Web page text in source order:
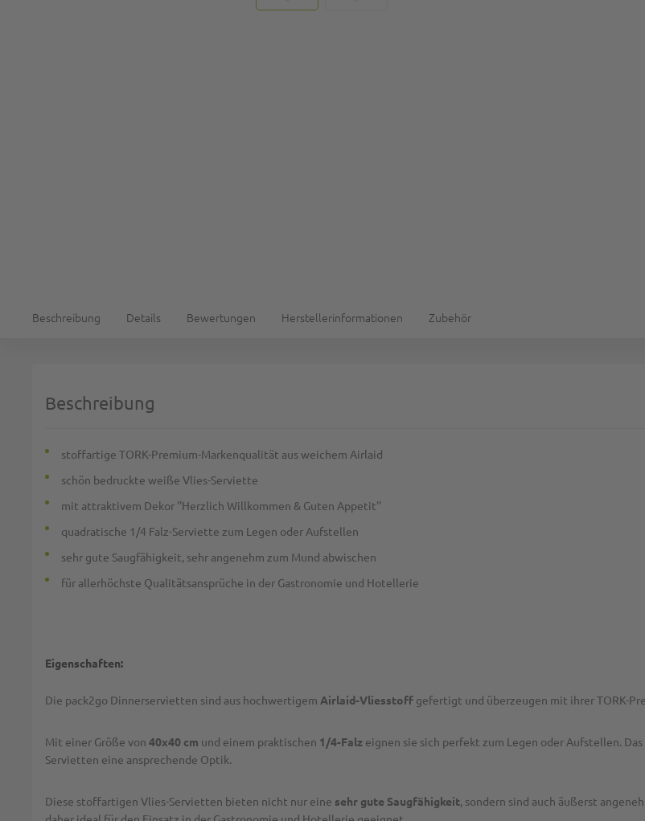
Beschreibung Details Bewertungen Herstellerinformationen Zubehör
Beschreibung
stoffartige TORK-Premium-Markenqualität aus weichem Airlaid
schön bedruckte weiße Vlies-Serviette
mit attraktivem Dekor ''Herzlich Willkommen & Guten Appetit''
quadratische 1/4 Falz-Serviette zum Legen oder Aufstellen
sehr gute Saugfähigkeit, sehr angenehm zum Mund abwischen
für allerhöchste Qualitätsansprüche in der Gastronomie und Hotellerie
Eigenschaften:
Die pack2go Dinnerservietten sind aus hochwertigem Airlaid-Vliesstoff gefertigt und überzeugen mit ihrer TORK-
Mit einer Größe von 40x40 cm und einem praktischen 1/4-Falz eignen sie sich perfekt zum Legen oder Aufstellen.
Servietten eine ansprechende Optik.
Diese stoffartigen Vlies-Servietten bieten nicht nur eine sehr gute Saugfähigkeit, sondern sind auch äußerst